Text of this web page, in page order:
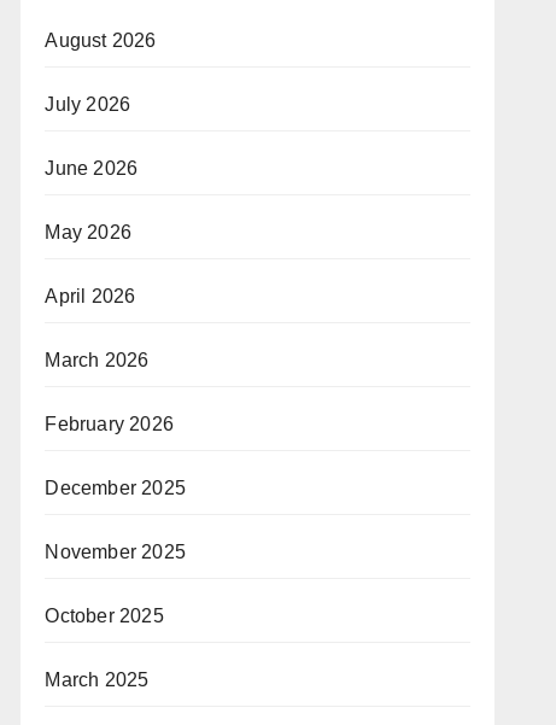
August 2026
July 2026
June 2026
May 2026
April 2026
March 2026
February 2026
December 2025
November 2025
October 2025
March 2025